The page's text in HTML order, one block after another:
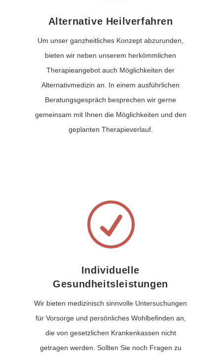
Alternative Heilverfahren
Um unser ganzheitliches Konzept abzurunden,
bieten wir neben unserem herkömmlichen
Therapieangebot auch Möglichkeiten der
Alternativmedizin an. In einem ausführlichen
Beratungsgespräch besprechen wir gerne
gemeinsam mit Ihnen die Möglichkeiten und den
geplanten Therapieverlauf.
R
Individuelle
Gesundheitsleistungen
Wir bieten medizinisch sinnvolle Untersuchungen
für Vorsorge und persönliches Wohlbefinden an,
die von gesetzlichen Krankenkassen nicht
getragen werden. Sollten Sie noch Fragen zu